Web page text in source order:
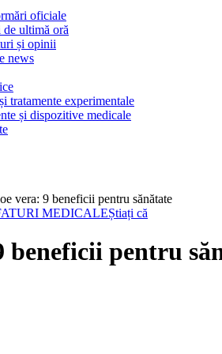
oficiale
de ultimă oră
și opinii
news
tratamente experimentale
și dispozitive medicale
vera: 9 beneficii pentru sănătate
MEDICALEȘtiați că
beneficii pentru